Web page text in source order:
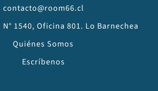
contacto@room66.cl
N° 1540, Oficina 801. Lo Barnechea
Quiénes Somos
Escríbenos